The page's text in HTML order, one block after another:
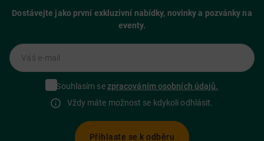
Dostávejte jako první exkluzivní nabídky, novinky a pozvánky na
eventy.
Váš e-mail
Souhlasím sezpracováním osobních údajů.
Vždy máte možnost se kdykoli odhlásit.
Přihlaste se k odběru